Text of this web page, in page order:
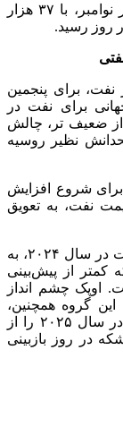
بر اساس آمار منابع ثانویه، تولید نفت ایران در نوامبر، با ۳۷ هزار
نفت، برای پنجمین
برای نفت در
چشم انداز ضعیف تر، چالش
نظیر روسیه
برای شروع افزایش
قیمت نفت، به تعویق
اوپک اکنون انتظار دارد تقاضای جهانی برای نفت در سال ۲۰۲۴، به
که کمتر از پیش‌بینی‌
اوپک چشم انداز
این گروه همچنین،
برآورد خود از رشد تقاضای جهانی برای نفت در سال ۲۰۲۵ را از
روز، به ۱.۴۵ میلیون بشکه در روز بازبینی